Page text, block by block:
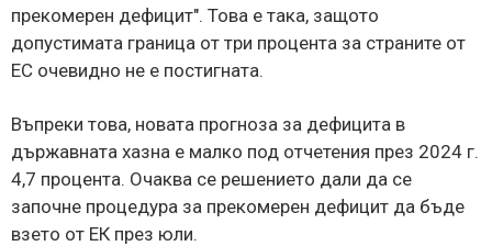
прекомерен дефицит". Това е така, защото
допустимата граница от три процента за страните от
ЕС очевидно не е постигната.
Въпреки това, новата прогноза за дефицита в
държавната хазна е малко под отчетения през 2024 г.
4,7 процента. Очаква се решението дали да се
започне процедура за прекомерен дефицит да бъде
взето от ЕК през юли.